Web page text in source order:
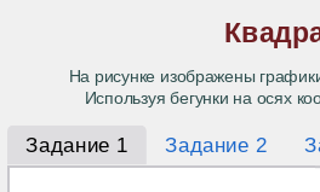
На рисунке изображены
Используя бегунки на осях